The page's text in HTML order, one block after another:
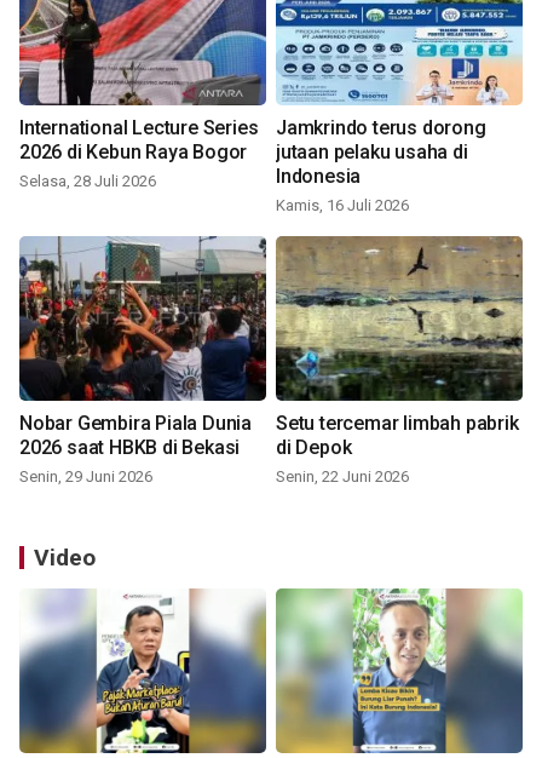
International Lecture Series
2026 di Kebun Raya Bogor
Selasa, 28 Juli 2026
Jamkrindo terus dorong
jutaan pelaku usaha di
Indonesia
Kamis, 16 Juli 2026
Nobar Gembira Piala Dunia
2026 saat HBKB di Bekasi
Senin, 29 Juni 2026
Setu tercemar limbah pabrik
di Depok
Senin, 22 Juni 2026
Video